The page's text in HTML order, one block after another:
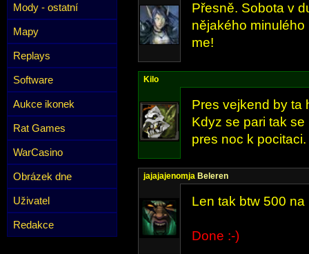
Mody - ostatní
Mapy
Replays
Software
Aukce ikonek
Rat Games
WarCasino
Obrázek dne
Uživatel
Redakce
Přesně. Sobota v
nějakého
me!
Kilo
Pres vejkend by ta
Kdyz se pari tak
pres noc k pocitaci.
jajajajenomja Beleren
Len tak btw 500
Done :-)